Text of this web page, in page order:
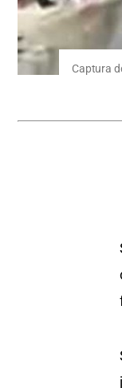
Captura